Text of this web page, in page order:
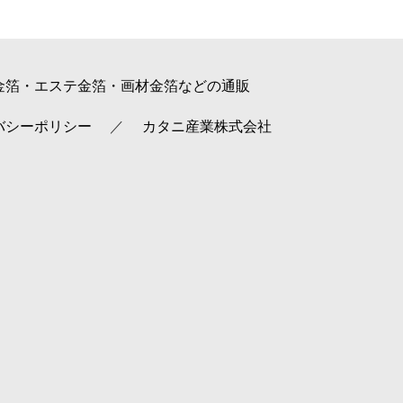
・エステ金箔・画材金箔などの通販
シーポリシー カタニ産業株式会社